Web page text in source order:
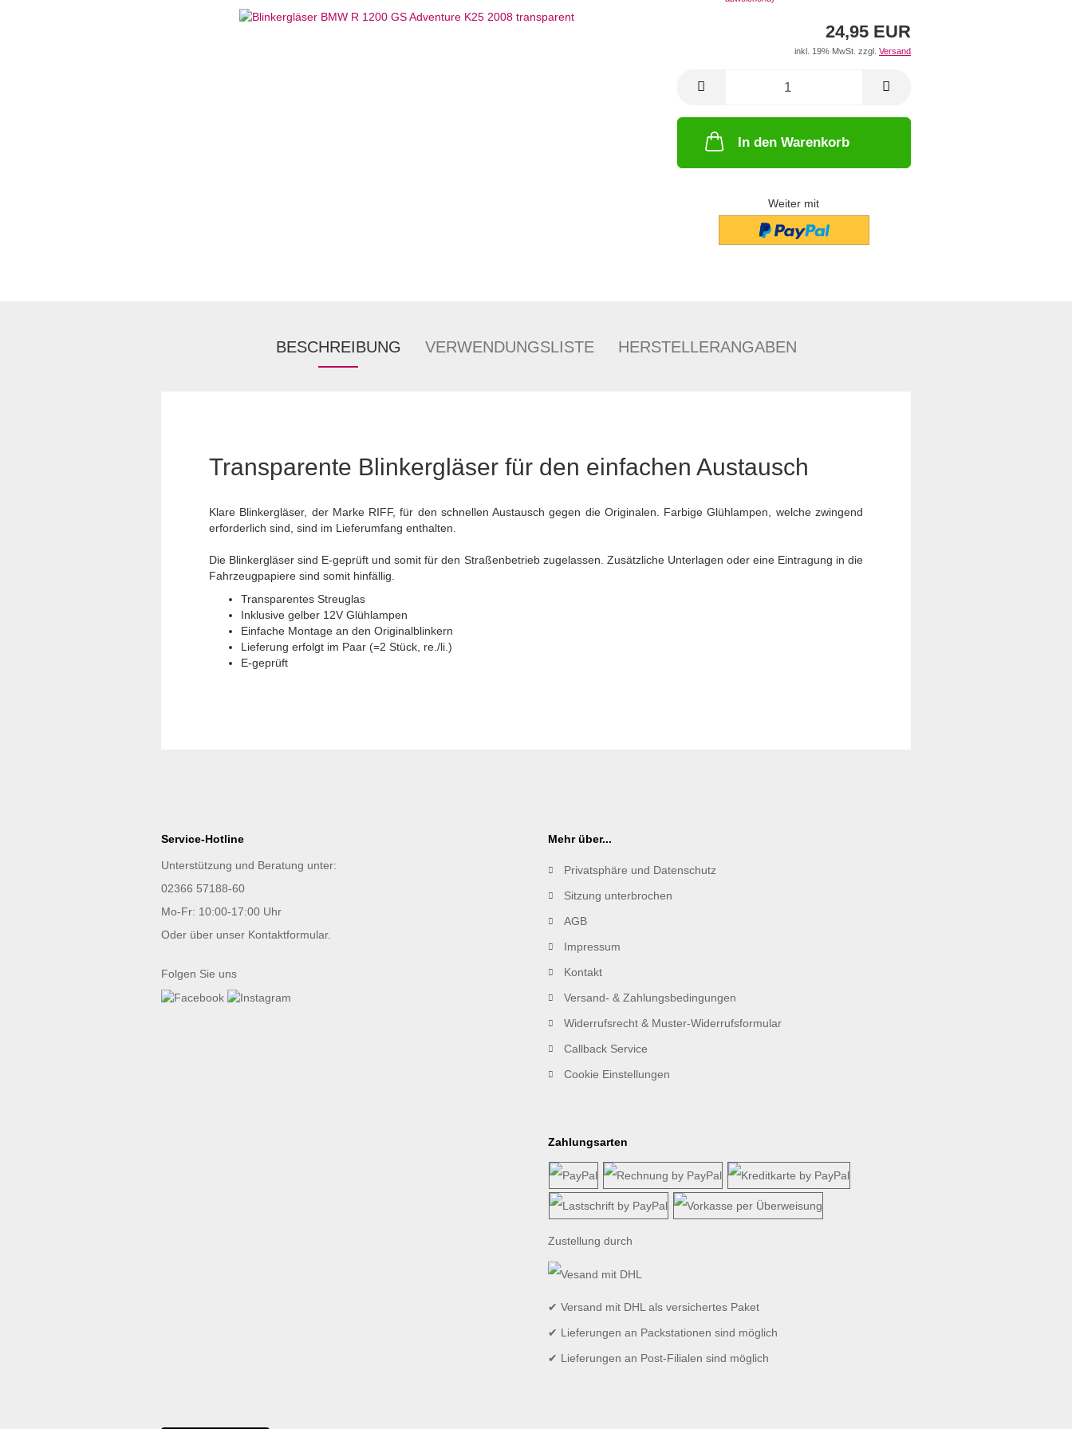
24,95 EUR
inkl. 19% MwSt. zzgl. Versand
In den Warenkorb
Weiter mit
BESCHREIBUNG VERWENDUNGSLISTE HERSTELLERANGABEN
Transparente Blinkergläser für den einfachen Austausch
Klare Blinkergläser, der Marke RIFF, für den schnellen Austausch gegen die Originalen. Farbige Glühlampen, welche zwingend
erforderlich sind, sind im Lieferumfang enthalten.
Die Blinkergläser sind E-geprüft und somit für den Straßenbetrieb zugelassen. Zusätzliche Unterlagen oder eine Eintragung in die
Fahrzeugpapiere sind somit hinfällig.
Transparentes Streuglas
Inklusive gelber 12V Glühlampen
Einfache Montage an den Originalblinkern
Lieferung erfolgt im Paar (=2 Stück, re./li.)
E-geprüft
Service-Hotline
Unterstützung und Beratung unter:
02366 57188-60
Mo-Fr: 10:00-17:00 Uhr
Oder über unser Kontaktformular.
Folgen Sie uns
Mehr über...
Privatsphäre und Datenschutz
Sitzung unterbrochen
AGB
Impressum
Kontakt
Versand- & Zahlungsbedingungen
Widerrufsrecht & Muster-Widerrufsformular
Callback Service
Cookie Einstellungen
Zahlungsarten
Zustellung durch
✔ Versand mit DHL als versichertes Paket
✔ Lieferungen an Packstationen sind möglich
✔ Lieferungen an Post-Filialen sind möglich